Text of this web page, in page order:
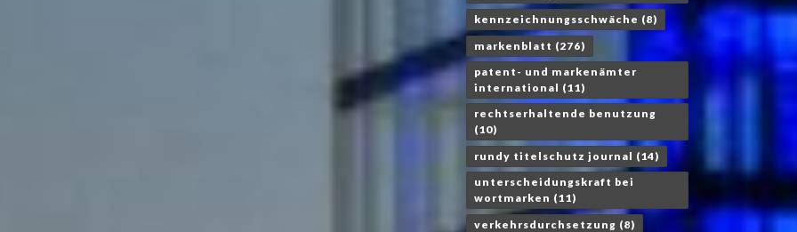
kennzeichnungsschwäche (8)
markenblatt (276)
patent- und markenämter
international (11)
rechtserhaltende benutzung
(10)
rundy titelschutz journal (14)
unterscheidungskraft bei
wortmarken (11)
verkehrsdurchsetzung (8)